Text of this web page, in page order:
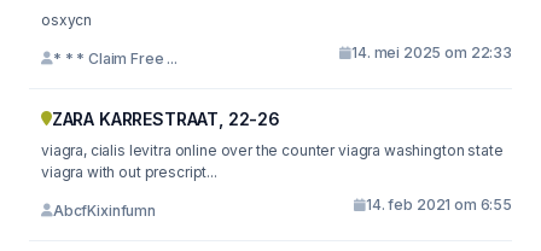
osxycn
* * * Claim Free ... 14. mei 2025 om 22:33
ZARA KARRESTRAAT, 22-26
viagra, cialis levitra online over the counter viagra washington state
viagra with out prescript...
AbcfKixinfumn 14. feb 2021 om 6:55